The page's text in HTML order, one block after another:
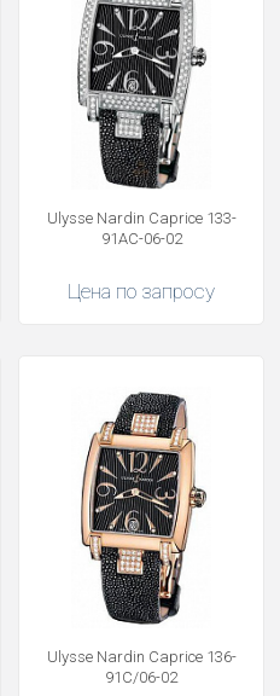
Ulysse Nardin Caprice 133-
91AC-06-02
Цена по запросу
Ulysse Nardin Caprice 136-
91C/06-02